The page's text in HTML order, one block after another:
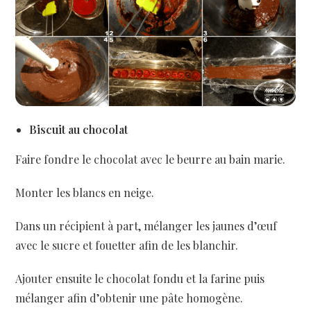
Biscuit au chocolat
Faire fondre le chocolat avec le beurre au bain marie.
Monter les blancs en neige.
Dans un récipient à part, mélanger les jaunes d’œuf
avec le sucre et fouetter afin de les blanchir.
Ajouter ensuite le chocolat fondu et la farine puis
mélanger afin d’obtenir une pâte homogène.